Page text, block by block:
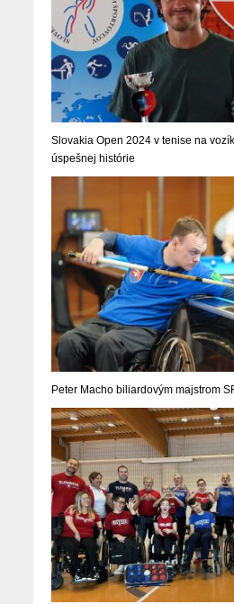
Slovakia Open 2024 v tenise na
úspešnej histórie
Peter Macho biliardovým majstrom